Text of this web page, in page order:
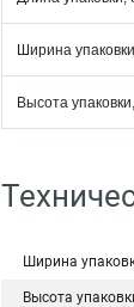
Ширина
Высота
Ширина
Высота